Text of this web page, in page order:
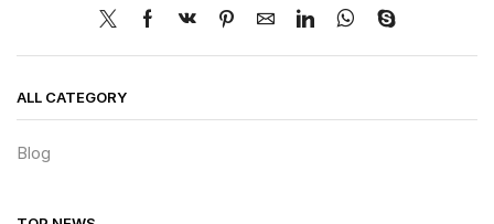
ALL CATEGORY
Blog